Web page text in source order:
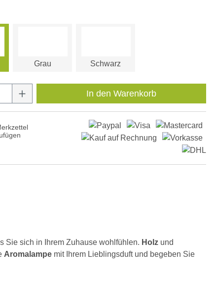
Grau Schwarz
Gib den gewünschten Wert ein
In den Warenkorb
Sie sich in Ihrem Zuhause wohlfühlen. Holz und
Aromalampe mit Ihrem Lieblingsduft und begeben Sie